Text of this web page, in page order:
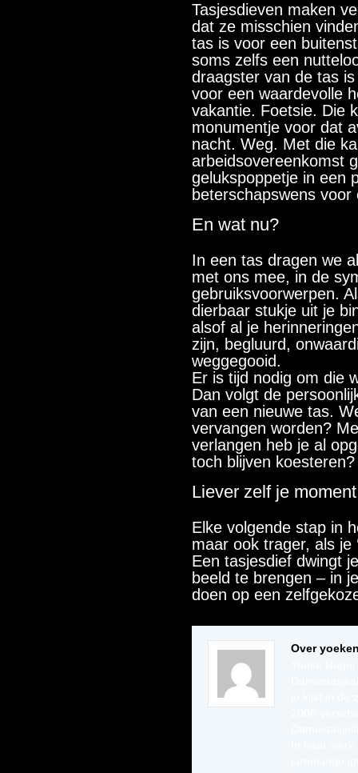
Tasjesdieven maken
dat ze misschien
tas is voor een
soms zelfs een
draagster van de tas
voor een waardevolle
vakantie. Foetsie. Die
monumentje voor dat
nacht. Weg. Met die
arbeidsovereenkomst
gelukspoppetje in een
beterschapswens
En wat nu?
In een tas dragen we
met ons mee, in de
gebruiksvoorwerpen.
dierbaar stukje uit je
alsof al je
zijn, begluurd,
weggegooid.
Er is tijd nodig om die
Dan volgt de
van een nieuwe tas.
vervangen worden?
verlangen heb je al
toch blijven koesteren?
Liever zelf je
Elke volgende stap in
maar ook trager, als je
Een tasjesdief dwingt
beeld te brengen – in
doen op een
Over